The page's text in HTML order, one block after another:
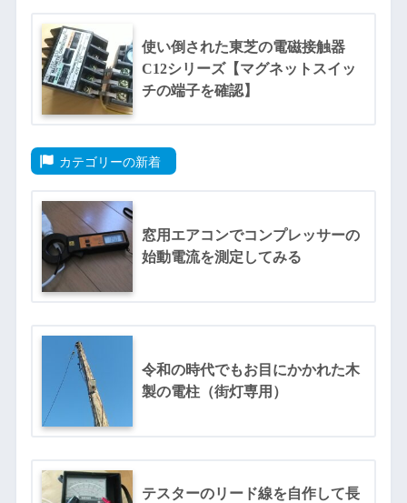
使い倒された東芝の電磁接触器
C12シリーズ【マグネットスイッ
チの端子を確認】
カテゴリーの新着
窓用エアコンでコンプレッサーの
始動電流を測定してみる
令和の時代でもお目にかかれた木
製の電柱（街灯専用）
テスターのリード線を自作して長